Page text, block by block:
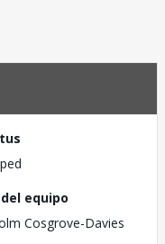
equipo
Cosgrove-Davies